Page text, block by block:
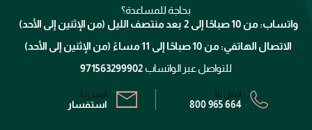
برنامج الولاء ميوز
الشروط و الأحكام
سياسة الخصوصية
بحاجة للمساعدة؟
واتساب: من 10 صباحًا إلى 2 بعد منتصف الليل (من الإثنين إلى الأحد)
الاتصال الهاتفي: من 10 صباحًا إلى 11 مساءً (من الإثنين إلى الأحد)
للتواصل عبر الواتساب 971563299902
اتصل بنا:
800 965 664
أرسل لنا:
استفسار